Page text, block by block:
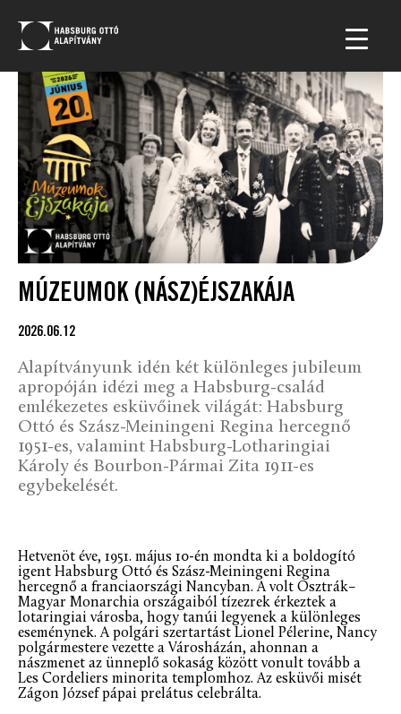
MÚZEUMOK (NÁSZ)ÉJSZAKÁJA
2026.06.12
Alapítványunk idén két különleges jubileum
apropóján idézi meg a Habsburg-család
emlékezetes esküvőinek világát: Habsburg
Ottó és Szász-Meiningeni Regina hercegnő
1951-es, valamint Habsburg-Lotharingiai
Károly és Bourbon-Pármai Zita 1911-es
egybekelését.
Hetvenöt éve, 1951. május 10-én mondta ki a boldogító
igent Habsburg Ottó és Szász-Meiningeni Regina
hercegnő a franciaországi Nancyban. A volt Osztrák–
Magyar Monarchia országaiból tízezrek érkeztek a
lotaringiai városba, hogy tanúi legyenek a különleges
eseménynek. A polgári szertartást Lionel Pélerine, Nancy
polgármestere vezette a Városházán, ahonnan a
nászmenet az ünneplő sokaság között vonult tovább a
Les Cordeliers minorita templomhoz. Az esküvői misét
Zágon József pápai prelátus celebrálta.